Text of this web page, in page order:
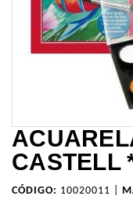
CASTELL
CÓDIGO: 10020011 |